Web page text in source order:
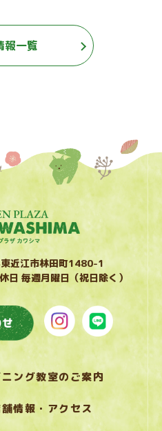
報一覧
近江市林田町1480-1
毎週月曜日（祝日除く）
ング教室のご案内
情報・アクセス